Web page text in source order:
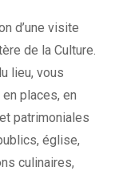
d’une visite
de la Culture.
lieu, vous
places, en
patrimoniales
église,
culinaires,